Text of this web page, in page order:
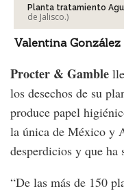
Planta tratamiento
de Jalisco.)
Valentina González
Procter & Gamble
los desechos de su
produce papel
la única de México y
desperdicios y que ha
“De las más de 150